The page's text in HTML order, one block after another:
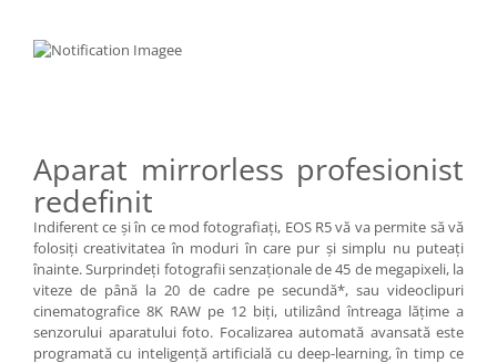
Aparat mirrorless profesionist
redefinit
Indiferent ce şi în ce mod fotografiaţi, EOS R5 vă va permite să vă
folosiţi creativitatea în moduri în care pur şi simplu nu puteaţi
înainte. Surprindeţi fotografii senzaţionale de 45 de megapixeli, la
viteze de până la 20 de cadre pe secundă*, sau videoclipuri
cinematografice 8K RAW pe 12 biţi, utilizând întreaga lăţime a
senzorului aparatului foto. Focalizarea automată avansată este
programată cu inteligenţă artificială cu deep-learning, în timp ce